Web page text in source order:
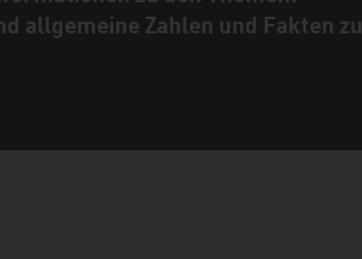
allgemeine Zahlen und Fakten zu